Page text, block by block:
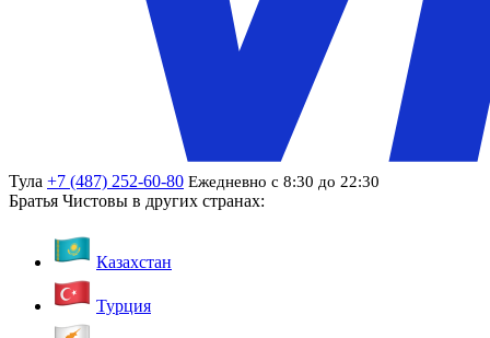
Тула +7 (487) 252-60-80 Ежедневно с 8:30 до 22:30
Братья Чистовы в других странах:
Казахстан
Турция